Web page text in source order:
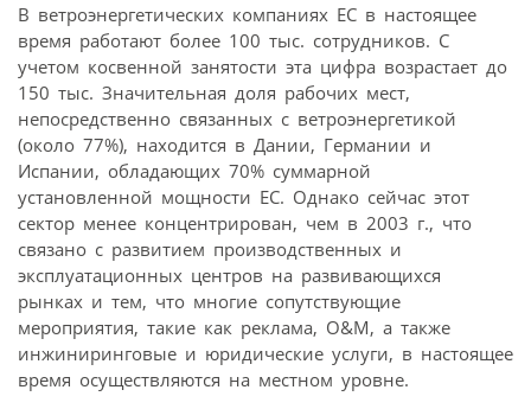
В ветроэнергетических компаниях ЕС в настоящее
время работают более 100 тыс. сотрудников. С
учетом косвенной занятости эта цифра возрастает до
150 тыс. Значительная доля рабочих мест,
непосредственно связанных с ветроэнергетикой
(около 77%), находится в Дании, Германии и
Испании, обладающих 70% суммарной
установленной мощности ЕС. Однако сейчас этот
сектор менее концентрирован, чем в 2003 г., что
связано с развитием производственных и
эксплуатационных центров на развивающихся
рынках и тем, что многие сопутствующие
мероприятия, такие как реклама, O&M, а также
инжиниринговые и юридические услуги, в настоящее
время осуществляются на местном уровне.